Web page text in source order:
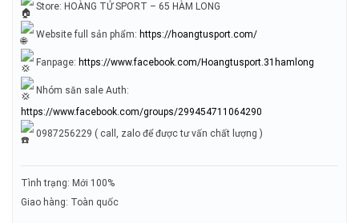
Store: HOÀNG TỬ SPORT – 65 HÀM LONG
Website full sản phẩm: https://hoangtusport.com/
Fanpage: https://www.facebook.com/Hoangtusport.31hamlong
Nhóm săn sale Auth:
https://www.facebook.com/groups/299454711064290
0987256229 ( call, zalo để được tư vấn chất lượng )
Tình trạng: Mới 100%
Giao hàng: Toàn quốc